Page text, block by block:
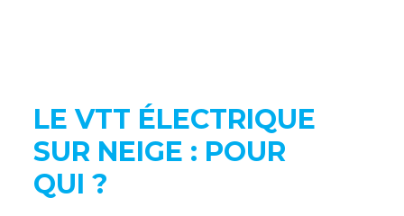
LE VTT ÉLECTRIQUE
SUR NEIGE : POUR
QUI ?